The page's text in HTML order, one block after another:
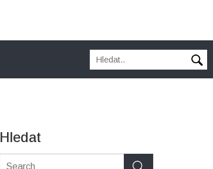
Hledat